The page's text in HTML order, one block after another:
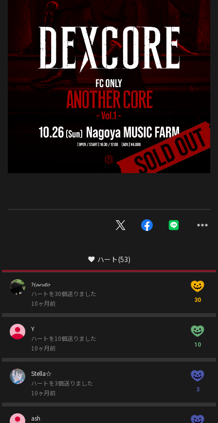
ハート(53)
𝓗𝓪𝓻𝓾𝓽𝓸
ハートを30個送りました
10ヶ月前
30
Y
ハートを10個送りました
10ヶ月前
10
Stella☆
ハートを3個送りました
10ヶ月前
3
ash